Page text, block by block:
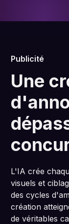
Publicité
Une
L'IA crée
visuels et
des cycles
création
de véritables